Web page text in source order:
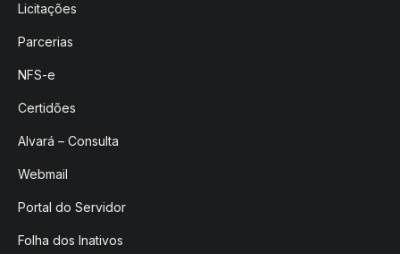
Licitações
Parcerias
NFS-e
Certidões
Alvará – Consulta
Webmail
Portal do Servidor
Folha dos Inativos